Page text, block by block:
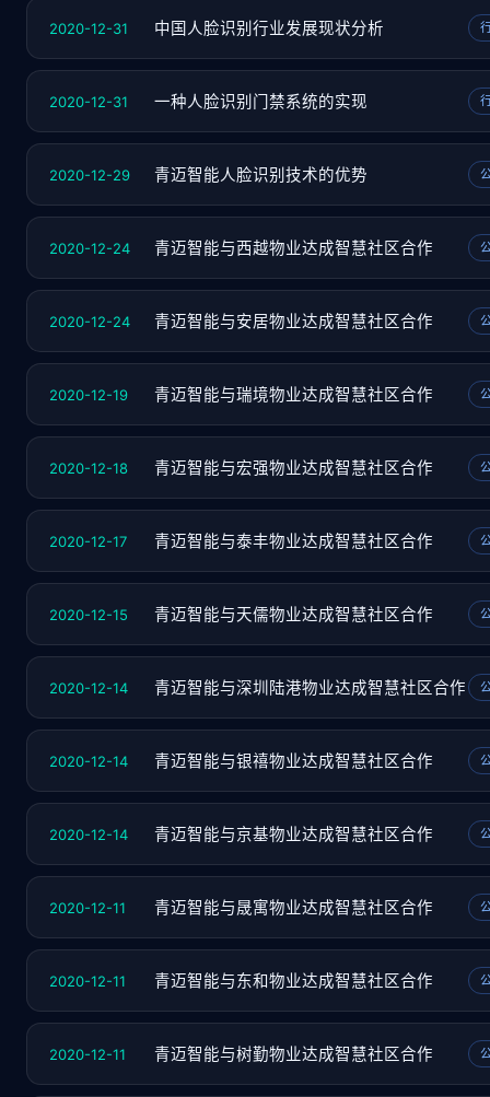
2020-12-31 中国人脸识别行业发展现状分析
2020-12-31 一种人脸识别门禁系统的实现
2020-12-29 青迈智能人脸识别技术的优势
2020-12-24 青迈智能与西越物业达成智慧社区合作
2020-12-24 青迈智能与安居物业达成智慧社区合作
2020-12-19 青迈智能与瑞境物业达成智慧社区合作
2020-12-18 青迈智能与宏强物业达成智慧社区合作
2020-12-17 青迈智能与泰丰物业达成智慧社区合作
2020-12-15 青迈智能与天儒物业达成智慧社区合作
2020-12-14 青迈智能与深圳陆港物业达成智慧社区合作
2020-12-14 青迈智能与银禧物业达成智慧社区合作
2020-12-14 青迈智能与京基物业达成智慧社区合作
2020-12-11 青迈智能与晟寓物业达成智慧社区合作
2020-12-11 青迈智能与东和物业达成智慧社区合作
2020-12-11 青迈智能与树勤物业达成智慧社区合作